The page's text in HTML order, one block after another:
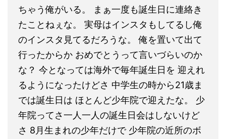
ちゃう俺がいる。 まぁ一度も誕生日に連絡き
たことねぇな。 実母はインスタもしてるし俺
のインスタ見てるだろうな。 俺を置いて出て
行ったからか おめでとうって言いづらいのか
な？ 今となっては海外で毎年誕生日を 迎えれ
るようになったけどさ 中学生の時から21歳ま
では誕生日は ほとんど少年院で迎えたな。 少
年院ってさ一人一人の誕生日会はしないけど
さ 8月生まれの少年だけで 少年院の近所のボ